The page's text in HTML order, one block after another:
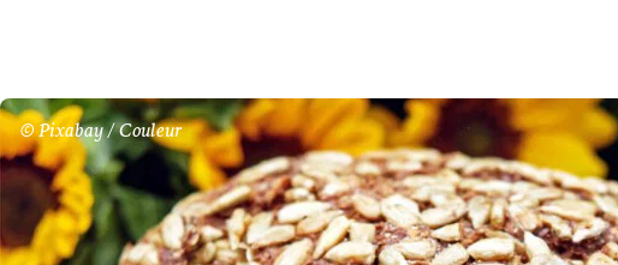
© Pixabay / Couleur